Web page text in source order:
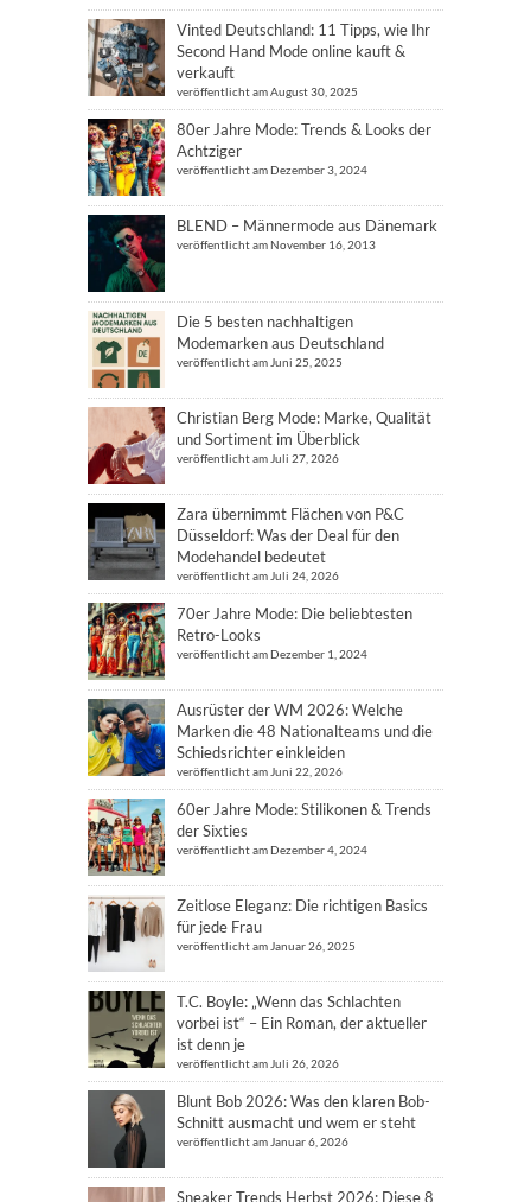
Vinted Deutschland: 11 Tipps, wie Ihr
Second Hand Mode online kauft &
verkauft
veröffentlicht am August 30, 2025
80er Jahre Mode: Trends & Looks der
Achtziger
veröffentlicht am Dezember 3, 2024
BLEND – Männermode aus Dänemark
veröffentlicht am November 16, 2013
Die 5 besten nachhaltigen
Modemarken aus Deutschland
veröffentlicht am Juni 25, 2025
Christian Berg Mode: Marke, Qualität
und Sortiment im Überblick
veröffentlicht am Juli 27, 2026
Zara übernimmt Flächen von P&C
Düsseldorf: Was der Deal für den
Modehandel bedeutet
veröffentlicht am Juli 24, 2026
70er Jahre Mode: Die beliebtesten
Retro-Looks
veröffentlicht am Dezember 1, 2024
Ausrüster der WM 2026: Welche
Marken die 48 Nationalteams und die
Schiedsrichter einkleiden
veröffentlicht am Juni 22, 2026
60er Jahre Mode: Stilikonen & Trends
der Sixties
veröffentlicht am Dezember 4, 2024
Zeitlose Eleganz: Die richtigen Basics
für jede Frau
veröffentlicht am Januar 26, 2025
T.C. Boyle: „Wenn das Schlachten
vorbei ist“ – Ein Roman, der aktueller
ist denn je
veröffentlicht am Juli 26, 2026
Blunt Bob 2026: Was den klaren Bob-
Schnitt ausmacht und wem er steht
veröffentlicht am Januar 6, 2026
Sneaker Trends Herbst 2026: Diese 8